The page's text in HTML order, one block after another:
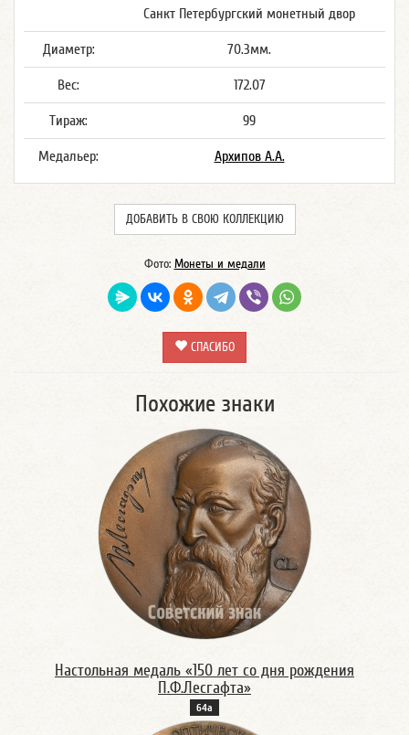
Санкт Петербургский монетный двор
Диаметр: 70.3мм.
Вес: 172.07
Тираж: 99
Медальер: Архипов А.А.
ДОБАВИТЬ В СВОЮ КОЛЛЕКЦИЮ
Фото: Монеты и медали
СПАСИБО
Похожие знаки
Настольная медаль «150 лет со дня рождения
П.Ф.Лесгафта»
64а